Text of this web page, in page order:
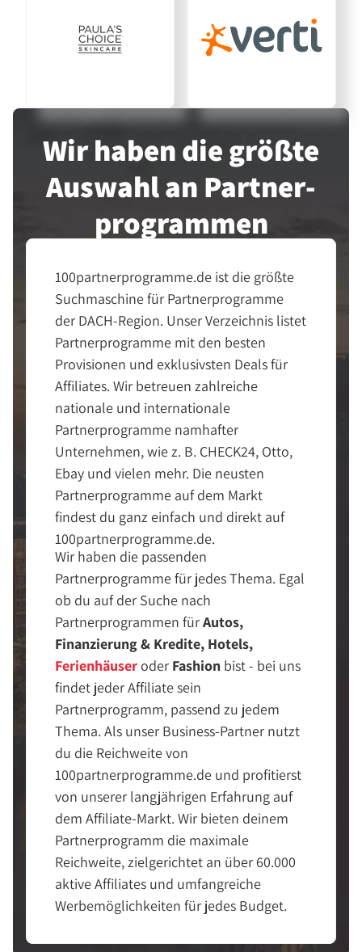
Wir haben die größte
Auswahl an Partner­
programmen
100partnerprogramme.de ist die größte
Suchmaschine für Partnerprogramme
der DACH-Region. Unser Verzeichnis listet
Partnerprogramme mit den besten
Provisionen und exklusivsten Deals für
Affiliates. Wir betreuen zahlreiche
nationale und internationale
Partnerprogramme namhafter
Unternehmen, wie z. B. CHECK24, Otto,
Ebay und vielen mehr. Die neusten
Partnerprogramme auf dem Markt
findest du ganz einfach und direkt auf
100partnerprogramme.de.
Wir haben die passenden
Partnerprogramme für jedes Thema. Egal
ob du auf der Suche nach
Partnerprogrammen fürAutos,
Finanzierung & Kredite, Hotels,
Ferienhäuseroder Fashion bist - bei uns
findet jeder Affiliate sein
Partnerprogramm, passend zu jedem
Thema. Als unser Business-Partner nutzt
du die Reichweite von
100partnerprogramme.de und profitierst
von unserer langjährigen Erfahrung auf
dem Affiliate-Markt. Wir bieten deinem
Partnerprogramm die maximale
Reichweite, zielgerichtet an über 60.000
aktive Affiliates und umfangreiche
Werbemöglichkeiten für jedes Budget.